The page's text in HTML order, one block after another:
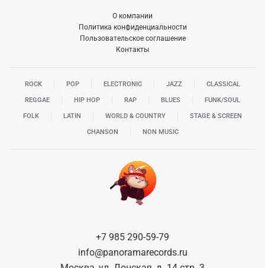
О компании
Политика конфиденциальности
Пользовательское соглашение
Контакты
ROCK POP ELECTRONIC JAZZ CLASSICAL
REGGAE HIP HOP RAP BLUES FUNK/SOUL
FOLK LATIN WORLD & COUNTRY STAGE & SCREEN
CHANSON NON MUSIC
+7 985 290-59-79
info@panoramarecords.ru